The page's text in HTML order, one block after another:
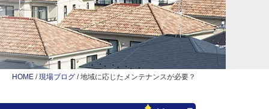
HOME /現場ブログ /地域に応じたメンテナンスが必要？